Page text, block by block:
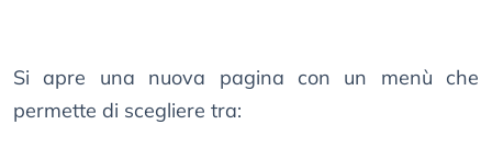
Si apre una nuova pagina con un menù che
permette di scegliere tra: